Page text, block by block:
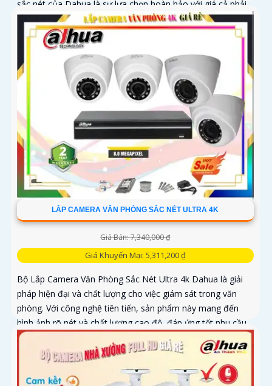
sắc nét của Dahua là sự lựa chọn hoàn hảo với giá cả phải
chăng
LẮP CAMERA VĂN PHÒNG SẮC NÉT ULTRA 4K
Giá Bán: 7,340,000 ₫
Giá Khuyến Mại: 5,311,200 ₫
Bộ Lắp Camera Văn Phòng Sắc Nét Ultra 4k Dahua là giải
pháp hiện đại và chất lượng cho việc giám sát trong văn
phòng. Với công nghệ tiên tiến, sản phẩm này mang đến
hình ảnh rõ nét và chất lượng cao độ, đáp ứng tốt nhu cầu
giám sát an ninh